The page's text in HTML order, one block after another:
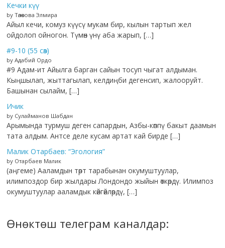
Кечки күү
by Төлөкова Элмира
Айыл кечи, комуз күүсү мукам бир, кылын тартып жел
ойдолоп ойногон. Түмөн үнү аба жарып, […]
#9-10 (55 сөз)
by Адабий Ордо
#9 Адам-ит Айылга барган сайын тосуп чыгат алдыман.
Кыңшылап, жыттагылап, келдиңби дегенсип, жалооруйт.
Башынан сылайм, […]
Ичик
by Сулайманов Шабдан
Арымында турмуш деген сапардын, Азбы-көппү бакыт даамын
тата алдым. Антсе деле кусам артат кай бирде […]
Малик Отарбаев: “Эгология”
by Отарбаев Малик
(аңгеме) Ааламдын төрт тарабынан окумуштуулар,
илимпоздор бир жылдары Лондондо жыйын өткөрдү. Илимпоз
окумуштуулар ааламдык көйгөйлөрдү, […]
Өнөктөш телеграм каналдар: